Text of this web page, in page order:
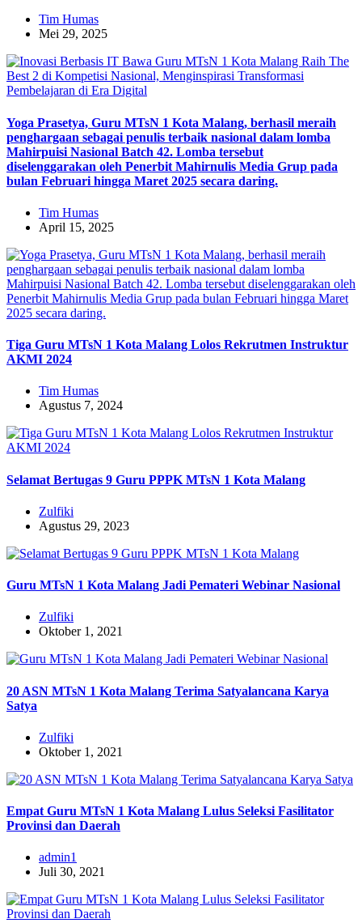
Tim Humas
Mei 29, 2025
Yoga Prasetya, Guru MTsN 1 Kota Malang, berhasil meraih
penghargaan sebagai penulis terbaik nasional dalam lomba
Mahirpuisi Nasional Batch 42. Lomba tersebut
diselenggarakan oleh Penerbit Mahirnulis Media Grup pada
bulan Februari hingga Maret 2025 secara daring.
Tim Humas
April 15, 2025
Tiga Guru MTsN 1 Kota Malang Lolos Rekrutmen Instruktur
AKMI 2024
Tim Humas
Agustus 7, 2024
Selamat Bertugas 9 Guru PPPK MTsN 1 Kota Malang
Zulfiki
Agustus 29, 2023
Guru MTsN 1 Kota Malang Jadi Pemateri Webinar Nasional
Zulfiki
Oktober 1, 2021
20 ASN MTsN 1 Kota Malang Terima Satyalancana Karya
Satya
Zulfiki
Oktober 1, 2021
Empat Guru MTsN 1 Kota Malang Lulus Seleksi Fasilitator
Provinsi dan Daerah
admin1
Juli 30, 2021